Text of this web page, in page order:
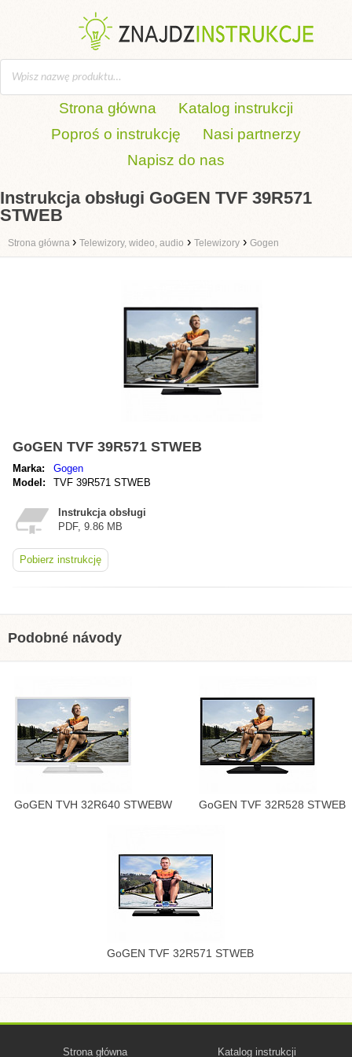
Strona główna
Katalog instrukcji
Poproś o instrukcję
Nasi partnerzy
Napisz do nas
Instrukcja obsługi GoGEN TVF 39R571
STWEB
Strona główna › Telewizory, wideo, audio › Telewizory › Gogen
GoGEN TVF 39R571 STWEB
Marka:
Gogen
Model:
TVF 39R571 STWEB
Instrukcja obsługi
PDF, 9.86 MB
Pobierz instrukcję
Podobné návody
GoGEN TVH 32R640 STWEBW GoGEN TVF 32R528 STWEB
GoGEN TVF 32R571 STWEB
Strona główna Katalog instrukcji